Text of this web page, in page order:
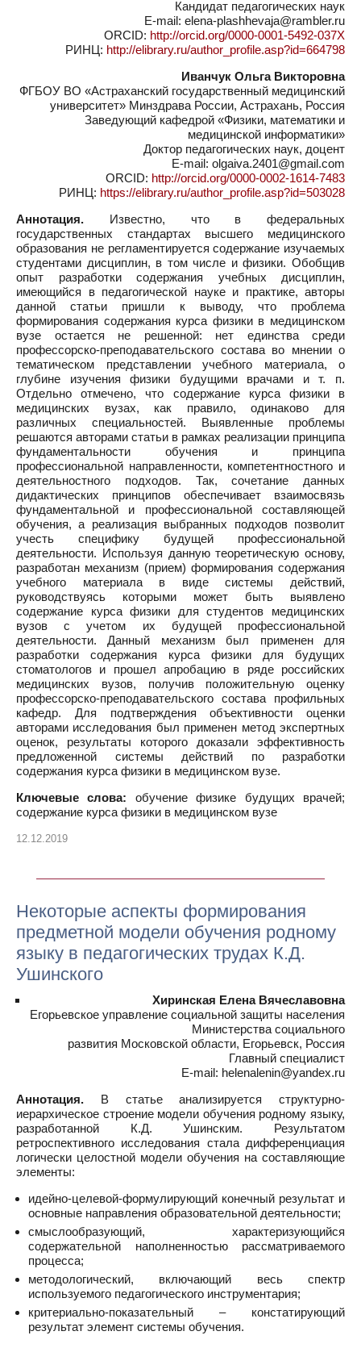
Кандидат педагогических наук
E-mail: elena-plashhevaja@rambler.ru
ORCID: http://orcid.org/0000-0001-5492-037X
РИНЦ: http://elibrary.ru/author_profile.asp?id=664798
Иванчук Ольга Викторовна
ФГБОУ ВО «Астраханский государственный медицинский
университет» Минздрава России, Астрахань, Россия
Заведующий кафедрой «Физики, математики и
медицинской информатики»
Доктор педагогических наук, доцент
E-mail: olgaiva.2401@gmail.com
ORCID: http://orcid.org/0000-0002-1614-7483
РИНЦ: https://elibrary.ru/author_profile.asp?id=503028
Аннотация. Известно, что в федеральных
государственных стандартах высшего медицинского
образования не регламентируется содержание изучаемых
студентами дисциплин, в том числе и физики. Обобщив
опыт разработки содержания учебных дисциплин,
имеющийся в педагогической науке и практике, авторы
данной статьи пришли к выводу, что проблема
формирования содержания курса физики в медицинском
вузе остается не решенной: нет единства среди
профессорско-преподавательского состава во мнении о
тематическом представлении учебного материала, о
глубине изучения физики будущими врачами и т. п.
Отдельно отмечено, что содержание курса физики в
медицинских вузах, как правило, одинаково для
различных специальностей. Выявленные проблемы
решаются авторами статьи в рамках реализации принципа
фундаментальности обучения и принципа
профессиональной направленности, компетентностного и
деятельностного подходов. Так, сочетание данных
дидактических принципов обеспечивает взаимосвязь
фундаментальной и профессиональной составляющей
обучения, а реализация выбранных подходов позволит
учесть специфику будущей профессиональной
деятельности. Используя данную теоретическую основу,
разработан механизм (прием) формирования содержания
учебного материала в виде системы действий,
руководствуясь которыми может быть выявлено
содержание курса физики для студентов медицинских
вузов с учетом их будущей профессиональной
деятельности. Данный механизм был применен для
разработки содержания курса физики для будущих
стоматологов и прошел апробацию в ряде российских
медицинских вузов, получив положительную оценку
профессорско-преподавательского состава профильных
кафедр. Для подтверждения объективности оценки
авторами исследования был применен метод экспертных
оценок, результаты которого доказали эффективность
предложенной системы действий по разработки
содержания курса физики в медицинском вузе.
Ключевые слова: обучение физике будущих врачей;
содержание курса физики в медицинском вузе
12.12.2019
Некоторые аспекты формирования
предметной модели обучения родному
языку в педагогических трудах К.Д.
Ушинского
Хиринская Елена Вячеславовна
Егорьевское управление социальной защиты населения
Министерства социального
развития Московской области, Егорьевск, Россия
Главный специалист
E-mail: helenalenin@yandex.ru
Аннотация. В статье анализируется структурно-
иерархическое строение модели обучения родному языку,
разработанной К.Д. Ушинским. Результатом
ретроспективного исследования стала дифференциация
логически целостной модели обучения на составляющие
элементы:
идейно-целевой-формулирующий конечный результат и
основные направления образовательной деятельности;
смыслообразующий, характеризующийся
содержательной наполненностью рассматриваемого
процесса;
методологический, включающий весь спектр
используемого педагогического инструментария;
критериально-показательный – констатирующий
результат элемент системы обучения.